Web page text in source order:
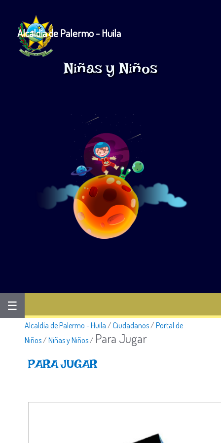
Alcaldía de Palermo - Huila
Niñas y Niños
☰
Alcaldía de Palermo - Huila / Ciudadanos/ Portal de
Niños/ Niñas y Niños/ Para Jugar
PARA JUGAR